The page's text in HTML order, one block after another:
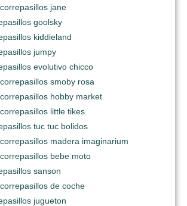
jane
goolsky
kiddieland
jumpy
evolutivo chicco
smoby rosa
hobby market
little tikes
tuc tuc bolidos
madera imaginarium
bebe moto
sanson
de coche
jugueton